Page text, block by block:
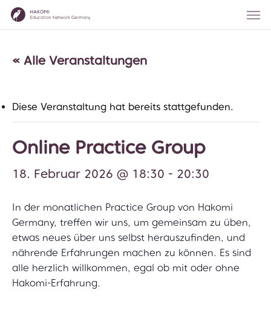
Skip
« Alle Veranstaltungen
Diese Veranstaltung hat bereits stattgefunden.
Online Practice Group
18. Februar 2026 @ 18:30 - 20:30
In der monatlichen Practice Group von Hakomi
Germany, treffen wir uns, um gemeinsam zu üben,
etwas neues über uns selbst herauszufinden, und
nährende Erfahrungen machen zu können. Es sind
alle herzlich willkommen, egal ob mit oder ohne
Hakomi-Erfahrung.